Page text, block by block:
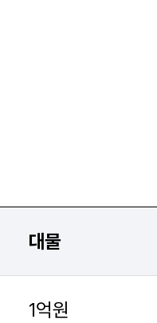
대물
1억원